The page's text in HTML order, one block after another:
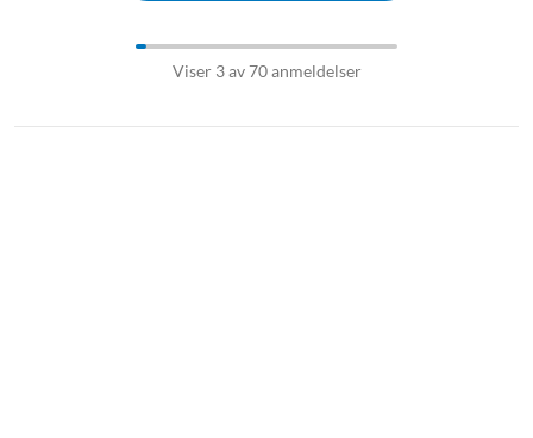
Viser 3 av 70 anmeldelser